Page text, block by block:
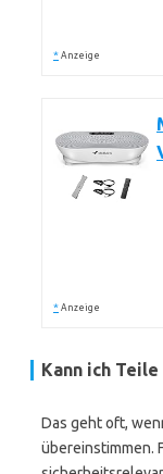
* Anzeige
* Anzeige
Kann ich
Das geht oft,
übereinstimmen.